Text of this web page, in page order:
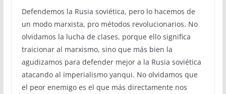
Defendemos la Rusia soviética, pero lo hacemos de
un modo marxista, pro métodos revolucionarios. No
olvidamos la lucha de clases, porque ello significa
traicionar al marxismo, sino que más bien la
agudizamos para defender mejor a la Rusia soviética
atacando al imperialismo yanqui. No olvidamos que
el peor enemigo es el que más directamente nos